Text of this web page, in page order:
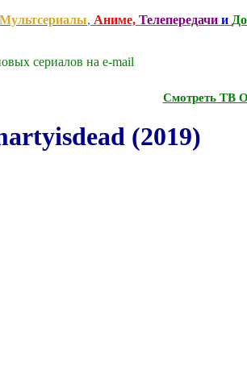
Мультсериалы, Аниме, Телепередачи и
сериалов на e-mаil
Смотреть ТВ
(2019)